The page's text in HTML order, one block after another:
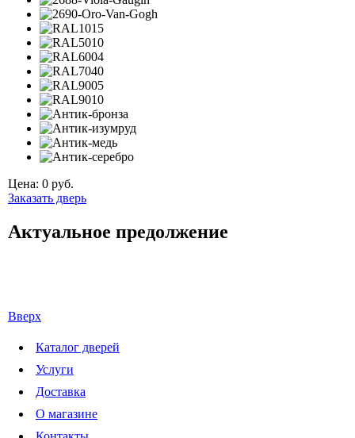
Цена: 0 руб.
Заказать дверь
Актуальное предолжение
Вверх
Каталог дверей
Услуги
Доставка
О магазине